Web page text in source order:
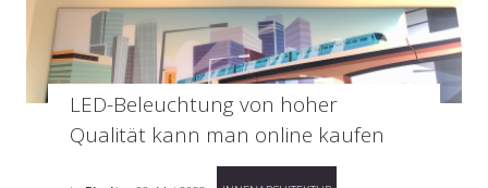
LED-Beleuchtung von hoher
Qualität kann man online kaufen